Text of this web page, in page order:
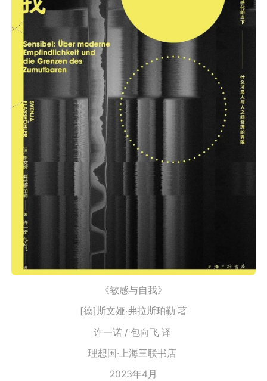
《敏感与自我》
[德]斯文娅·弗拉斯珀勒 著
许一诺 / 包向飞 译
理想国·上海三联书店
2023年4月